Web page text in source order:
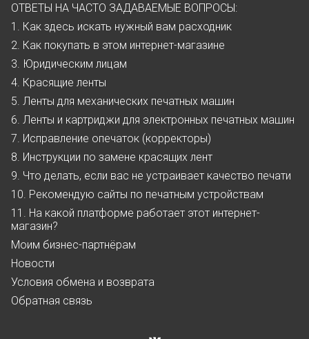
ОТВЕТЫ НА ЧАСТО ЗАДАВАЕМЫЕ ВОПРОСЫ:
1. Как здесь искать нужный вам расходник
2. Как покупать в этом интернет-магазине
3. Юридическим лицам
4. Красящие ленты
5. Ленты для механических печатных машин
6. Ленты и картриджи для электронных печатных машин
7. Исправление опечаток (корректоры)
8. Инструкции по замене красящих лент
9. Что делать, если вас не устраивает качество печати
10. Рекомендую сайты по печатным устройствам
11. На какой платформе работает этот интернет-
магазин?
Моим бизнес-партнёрам
Новости
Условия обмена и возврата
Обратная связь